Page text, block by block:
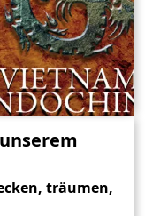
träumen,